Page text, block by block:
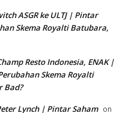
ASGR ke ULTJ | Pintar
Skema Royalti Batubara,
Resto Indonesia, ENAK |
Skema Royalti
Bad?
Lynch | Pintar Saham on